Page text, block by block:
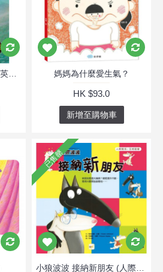
媽媽為什麼愛生氣？
HK $93.0
新增至購物車
已售罄